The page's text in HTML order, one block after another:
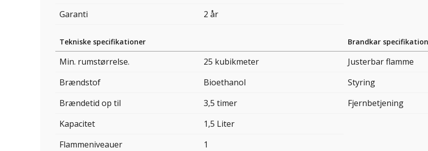
Garanti
2 år
Tekniske specifikationer
Min. rumstørrelse.
25 kubikmeter
Brændstof
Bioethanol
Brændetid op til
3,5 timer
Kapacitet
1,5 Liter
Flammeniveauer
1
Brandkar
Justerbar flamme
Styring
Fjernbetjening